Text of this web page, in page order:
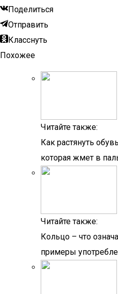
Поделиться
Отправить
Класснуть
Похожее
Читайте также:
Как растянуть
которая жмет в
Читайте также:
Кольцо – что
примеры